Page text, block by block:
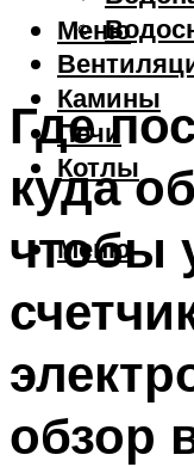
Камины
Печи
Котлы
Меню
Меню
Где
куда
чтобы
обзор